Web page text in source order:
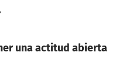
una actitud abierta